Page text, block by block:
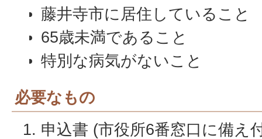
藤井寺市に居住していること
65歳未満であること
特別な病気がないこと
必要なもの
申込書 (市役所6番窓口に備え